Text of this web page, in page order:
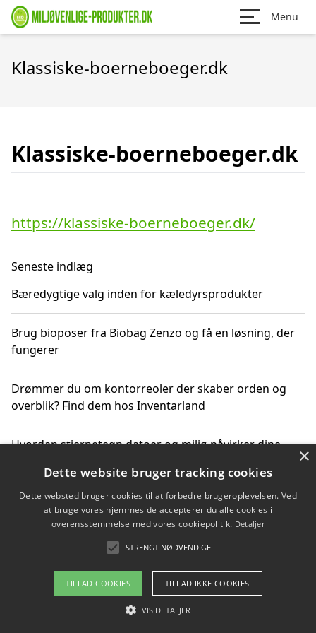
Menu
Klassiske-boerneboeger.dk
Klassiske-boerneboeger.dk
https://klassiske-boerneboeger.dk/
Seneste indlæg
Bæredygtige valg inden for kæledyrsprodukter
Brug bioposer fra Biobag Zenzo og få en løsning, der
fungerer
Drømmer du om kontorreoler der skaber orden og
overblik? Find dem hos Inventarland
Hvordan stjernetegn datoer og miljø påvirker dine
Bæredygtige gadgets til en grønnere hverdag
Om / kontakt
Blog Betingelser
×
Dette website bruger tracking cookies
Dette websted bruger cookies til at forbedre brugeroplevelsen. Ved
at bruge vores hjemmeside accepterer du alle cookies i
overensstemmelse med vores cookiepolitik. Detaljer
STRENGT NØDVENDIGE
TILLAD COOKIES TILLAD IKKE COOKIES
VIS DETALJER